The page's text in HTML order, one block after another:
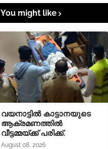
You might like
വയനാട്ടിൽ കാട്ടാനയുടെ
ആക്രമണത്തിൽ
വീട്ടമ്മയ്ക്ക് പരിക്ക്.
August 08, 2026